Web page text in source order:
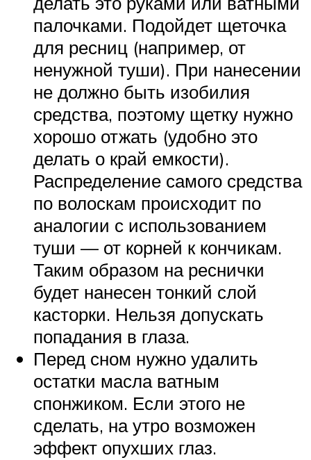
палочками. Подойдет щеточка
для ресниц (например, от
ненужной туши). При нанесении
не должно быть изобилия
средства, поэтому щетку нужно
хорошо отжать (удобно это
делать о край емкости).
Распределение самого средства
по волоскам происходит по
аналогии с использованием
туши — от корней к кончикам.
Таким образом на реснички
будет нанесен тонкий слой
касторки. Нельзя допускать
попадания в глаза.
Перед сном нужно удалить
остатки масла ватным
спонжиком. Если этого не
сделать, на утро возможен
эффект опухших глаз.